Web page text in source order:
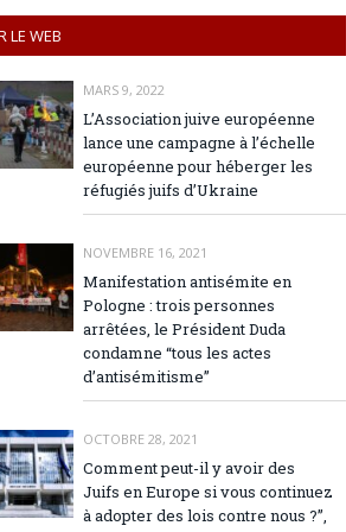
LE WEB
MARS 9, 2022
L’Association juive européenne
lance une campagne à l’échelle
européenne pour héberger les
réfugiés juifs d’Ukraine
NOVEMBRE 16, 2021
Manifestation antisémite en
Pologne : trois personnes
arrêtées, le Président Duda
condamne “tous les actes
d’antisémitisme”
OCTOBRE 28, 2021
Comment peut-il y avoir des
Juifs en Europe si vous continuez
à adopter des lois contre nous ?”,